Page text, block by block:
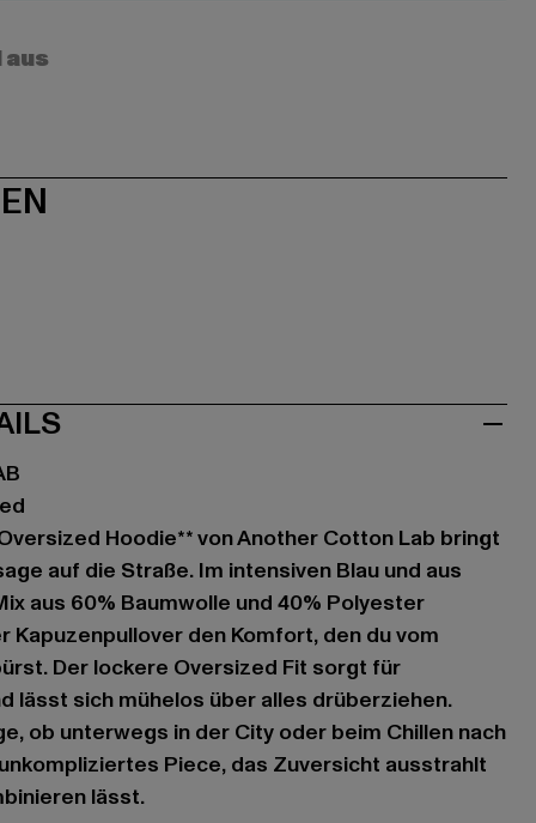
Hoodie** von Another Cotton Lab bringt
auf die Straße. Im intensiven Blau und aus
aus 60% Baumwolle und 40% Polyester
den Komfort, den du vom
Der lockere Oversized Fit sorgt für
lässt sich mühelos über alles drüberziehen.
ob unterwegs in der City oder beim Chillen nach
Piece, das Zuversicht ausstrahlt
lässt.